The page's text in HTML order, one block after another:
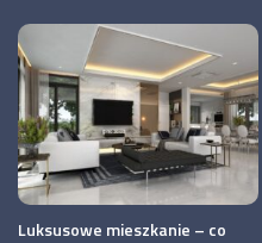
Luksusowe mieszkanie – co